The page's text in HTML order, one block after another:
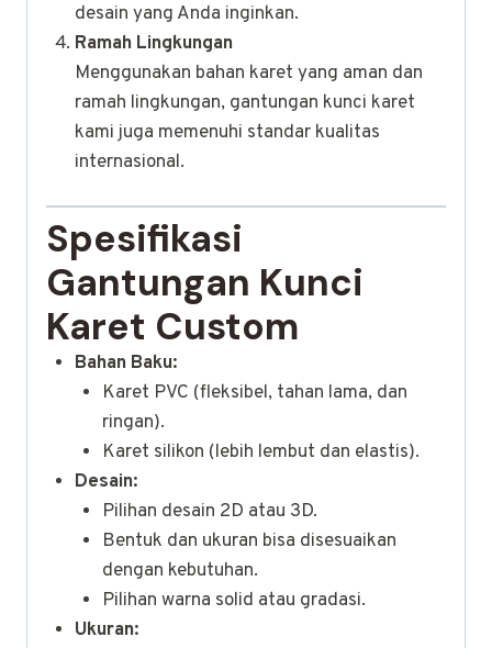
desain yang Anda inginkan.
Ramah Lingkungan
Menggunakan bahan karet yang aman dan
ramah lingkungan, gantungan kunci karet
kami juga memenuhi standar kualitas
internasional.
Spesifikasi
Gantungan Kunci
Karet Custom
Bahan Baku:
Karet PVC (fleksibel, tahan lama, dan
ringan).
Karet silikon (lebih lembut dan elastis).
Desain:
Pilihan desain 2D atau 3D.
Bentuk dan ukuran bisa disesuaikan
dengan kebutuhan.
Pilihan warna solid atau gradasi.
Ukuran: